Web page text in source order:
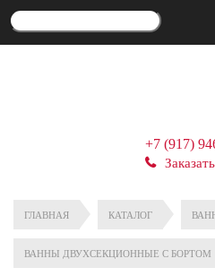
+7 (917)
ГЛАВНАЯ КАТАЛОГ
ВАННЫ ДВУХСЕКЦИОННЫЕ С БОРТОМ